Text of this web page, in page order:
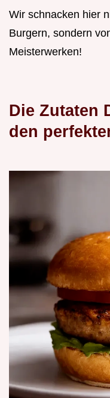
Wir schnacken hier
Burgern, sondern
Meisterwerken!
Die Zutaten
den